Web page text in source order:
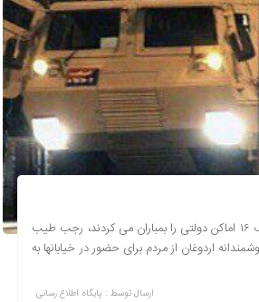
در پی کودتای جمعی از ارتشیان ترکیه، با وجود تمامی خطرات موجود و در حالی که جنگنده های اف ۱۶ اماکن دولتی را بمباران می کردند، رجب طیب
اردوغان از مردم برای حضور در خیابانها به
ارسال توسط : پایگاه اطلاع رسانی